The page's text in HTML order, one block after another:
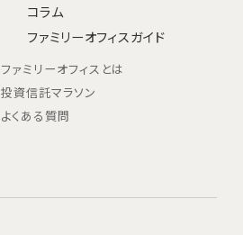
コラム
ファミリーオフィスガイド
ファミリーオフィスとは
投資信託マラソン
よくある質問